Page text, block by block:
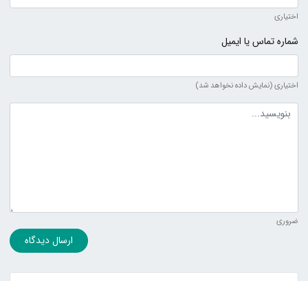
اختیاری
شماره تماس یا ایمیل
اختیاری (نمایش داده نخواهد شد)
متن دیدگاه
ضروری
ارسال دیدگاه